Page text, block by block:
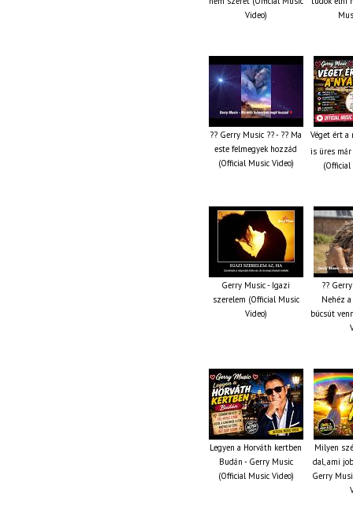
Video)
?? Gerry Music ?? - ?? Ma
este felmegyek hozzád
(Official Music Video)
Véget ért
is üres
(Official
Gerry Music - Igazi
szerelem (Official Music
Video)
??
Nehéz
búcsút
Legyen a Horváth kertben
Budán - Gerry Music
(Official Music Video)
Milyen
dal, ami
Gerry